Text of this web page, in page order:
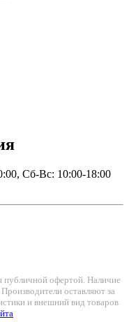
Сб-Вс: 10:00-18:00
офертой. Наличие
оставляют за
и внешний вид товаров